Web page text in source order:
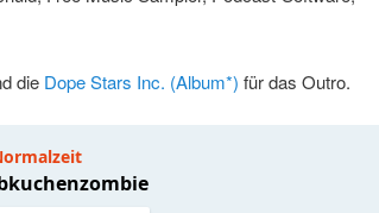
die Dope Stars Inc. (Album*) für das Outro.